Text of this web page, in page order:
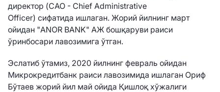
директор (CAO - Chief Administrative
Officer) сифатида ишлаган. Жорий йилнинг март
ойидан "ANOR BANK" АЖ бошқаруви раиси
ўринбосари лавозимига ўтган.
Эслатиб ўтамиз, 2020 йилнинг февраль ойидан
Микрокредитбанк раиси лавозимида ишлаган Ориф
Бўтаев жорий йил май ойида Қишлоқ хўжалиги